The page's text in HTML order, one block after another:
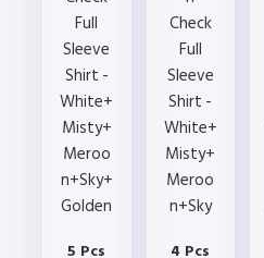
5 Pcs 4 Pcs